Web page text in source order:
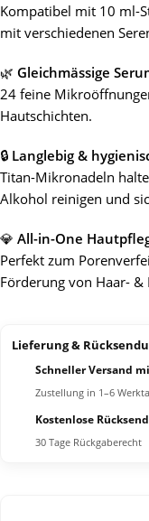
Kompatibel mit 10 ml-
mit verschiedenen
🌿 Gleichmässige
24 feine
Hautschichten.
🔒 Langlebig &
Titan-Mikronadeln
Alkohol reinigen und
💎 All-in-One
Perfekt zum
Förderung von Haar- &
Lieferung &
Schneller Versand
Zustellung in 1–6
Kostenlose
30 Tage Rückgaberecht